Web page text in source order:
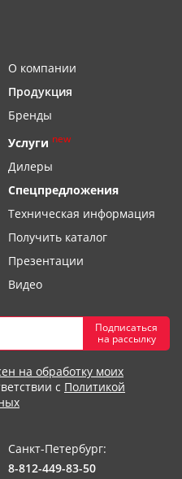
О компании
Продукция
Бренды
Услуги new
Дилеры
Спецпредложения
Техническая информация
Получить каталог
Презентации
Видео
Подписаться
на рассылку
на обработку моих
с Политикой
Санкт-Петербург:
8-812-449-83-50